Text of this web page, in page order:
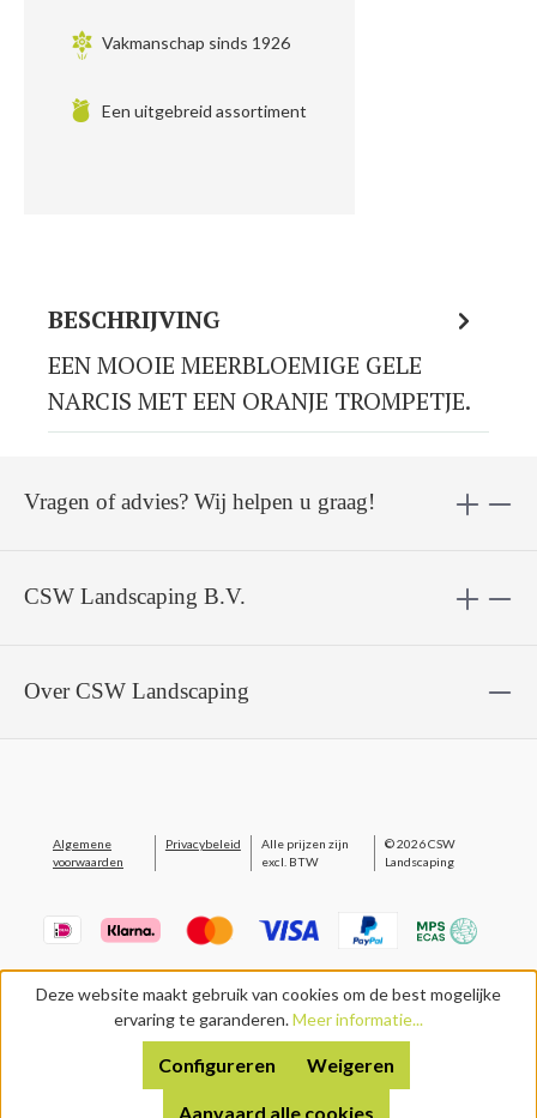
Vakmanschap sinds 1926
Een uitgebreid assortiment
BESCHRIJVING
EEN MOOIE MEERBLOEMIGE GELE
NARCIS MET EEN ORANJE TROMPETJE.
CSW Landscaping B.V.
Vragen of advies? Wij helpen u graag!
Over CSW Landscaping
Algemene
voorwaarden
Privacybeleid
Alle prijzen zijn
excl. BTW
© 2026 CSW
Landscaping
Deze website maakt gebruik van cookies om de best mogelijke
ervaring te garanderen.Meer informatie...
Weigeren
Configureren
Aanvaard alle cookies